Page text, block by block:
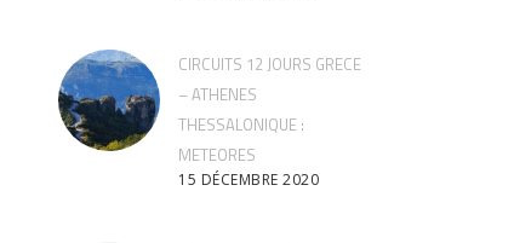
CIRCUITS 12 JOURS GRECE
– ATHENES
THESSALONIQUE :
METEORES
15 DÉCEMBRE 2020